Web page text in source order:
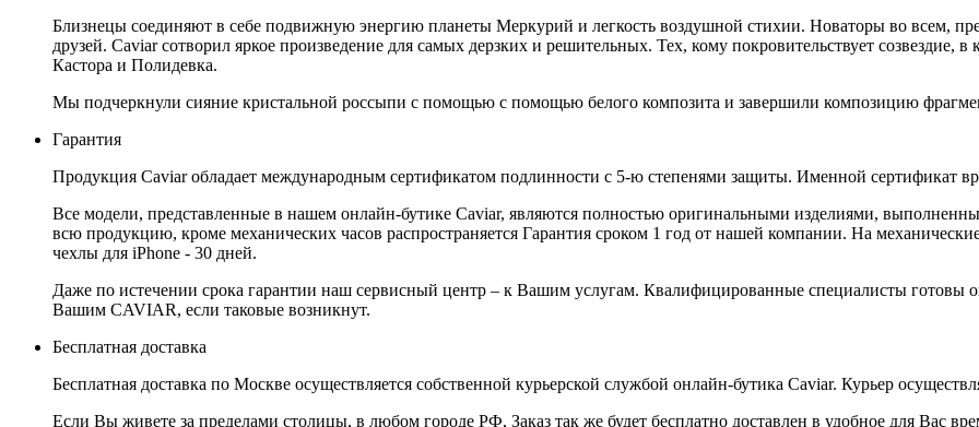
Близнецы соединяют в себе подвижную энергию планеты Меркурий и легкость воздушной стихии. Новаторы во всем,
друзей. Caviar сотворил яркое произведение для самых дерзких и решительных. Тех, кому покровительствует созвездие,
Кастора и Полидевка.
Мы подчеркнули сияние кристальной россыпи с помощью с помощью белого композита и завершили композицию
Гарантия
Продукция Caviar обладает международным сертификатом подлинности с 5-ю степенями защиты. Именной сертификат
Все модели, представленные в нашем онлайн-бутике Caviar, являются полностью оригинальными изделиями,
всю продукцию, кроме механических часов распространяется Гарантия сроком 1 год от нашей компании. На
чехлы для iPhone - 30 дней.
Даже по истечении срока гарантии наш сервисный центр – к Вашим услугам. Квалифицированные специалисты готовы
Вашим CAVIAR, если таковые возникнут.
Бесплатная доставка
Бесплатная доставка по Москве осуществляется собственной курьерской службой онлайн-бутика Caviar. Курьер
Если Вы живете за пределами столицы, в любом городе РФ, Заказ так же будет бесплатно доставлен в удобное для Вас